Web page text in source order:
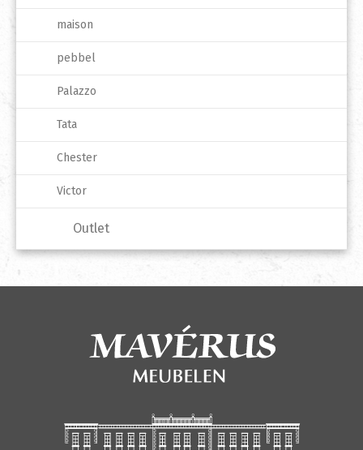
maison
pebbel
Palazzo
Tata
Chester
Victor
Outlet